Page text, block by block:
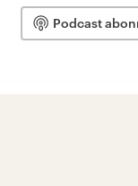
Podcast